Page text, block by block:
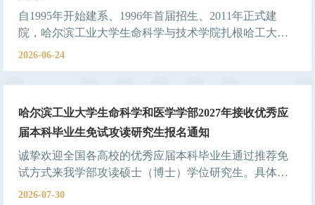
自1995年开始建系、1996年首届招生、2011年正式建
院，哈尔滨工业大学生命科学与技术学院扎根哈工大红
色沃土，始终践行“规格严格、功夫到家”校训精神，立
略需求，笃行立德树人、科研攻关、学科建设、国际开
行，学院现已构建起特色鲜明、优势凸显的学科生态，
人才培养硕果累累，科研创新成效斐然，CNS实现大满
贯，办学影响力持续跃升。弦歌三十载，而立启新程。
2026-06-24
哈尔滨工业大学生命科学和医学学部2027年接收优秀应
届本科毕业生免试攻读研究生报名通知
诚挚欢迎全国各高校的优秀应届本科毕业生通过推荐免
试方式来我学部攻读硕士（博士）学位研究生。具体安
排如下：1、基本修业年限我学部硕士研究生基本学习
2026-07-30